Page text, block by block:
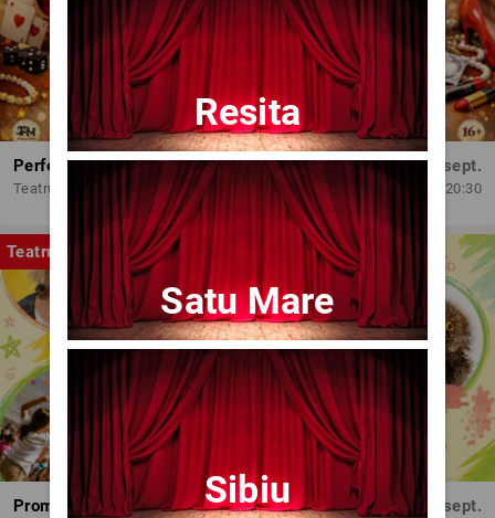
Perfect Necăsătoriți
Teatrul Amzei
Mar, 15 sept.
20:30
Teatru
Promit să mă joc! Dum, 13 sept.
Resita
Satu Mare
Sibiu